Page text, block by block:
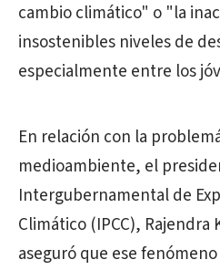
cambio climático" o "la
insostenibles niveles de
especialmente entre los
En relación con la
medioambiente, el
Intergubernamental de
Climático (IPCC), Rajendra
aseguró que ese